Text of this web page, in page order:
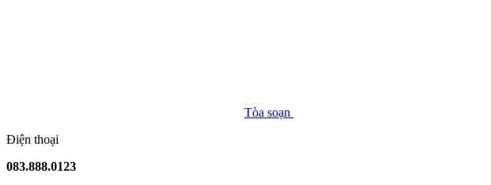
Tòa soạn
Điện thoại
083.888.0123